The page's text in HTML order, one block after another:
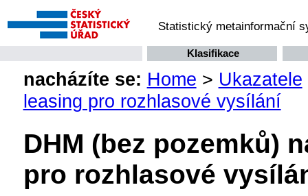
Statistický metainformační
Klasifikace
nacházíte se: Home > Ukazatele
leasing pro rozhlasové vysílání
DHM (bez pozemků)
pro rozhlasové